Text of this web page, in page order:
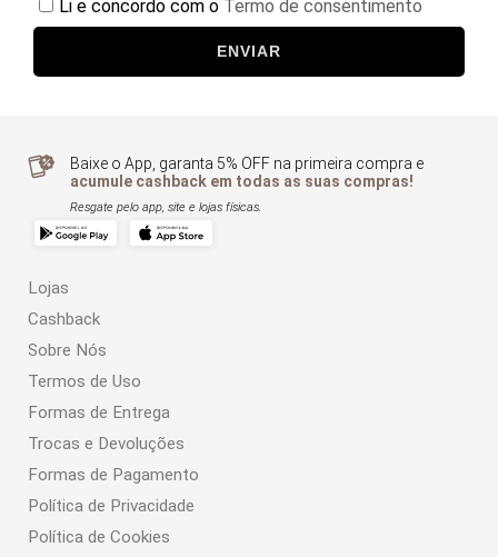
Li e concordo com o Termo de consentimento
ENVIAR
Baixe o App, garanta 5% OFF na primeira compra e
acumule cashback em todas as suas compras!
Resgate pelo app, site e lojas físicas.
Lojas
Cashback
Sobre Nós
Termos de Uso
Formas de Entrega
Trocas e Devoluções
Formas de Pagamento
Política de Privacidade
Política de Cookies